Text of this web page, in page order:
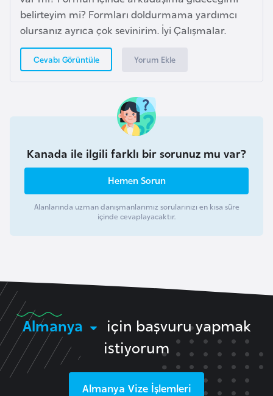
belirteyim mi? Formları doldurmama yardımcı
olursanız ayrıca çok sevinirim. İyi Çalışmalar.
Cevabı Görüntüle Yorum Ekle
Kanada ile ilgili farklı bir sorunuz mu var?
Hemen Sorun
Alanlarında uzman danışmanlarımız sorularınızı en kısa süre
içinde cevaplayacaktır.
Almanya
için başvuru yapmak
istiyorum
Almanya Vize İşlemleri
u
m
h
r
C
C
b